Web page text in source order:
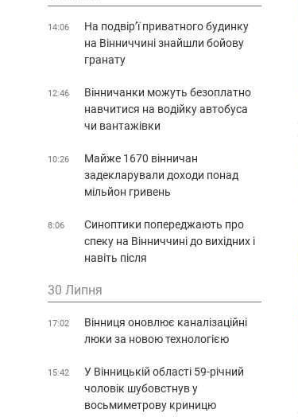
14:06
На подвір’ї приватного будинку
на Вінниччині знайшли бойову
гранату
12:46
Вінничанки можуть безоплатно
навчитися на водійку автобуса
чи вантажівки
10:26
Майже 1670 вінничан
задекларували доходи понад
мільйон гривень
8:06
Синоптики попереджають про
спеку на Вінниччині до вихідних і
навіть після
30 Липня
17:02
Вінниця оновлює каналізаційні
люки за новою технологією
15:42
У Вінницькій області 59-річний
чоловік шубовстнув у
восьмиметрову криницю